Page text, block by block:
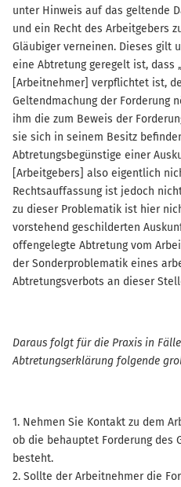
unter Hinweis auf das geltende
und ein Recht des Arbeitgebers
Gläubiger verneinen. Dieses gilt
eine Abtretung geregelt ist, dass
[Arbeitnehmer] verpflichtet ist,
Geltendmachung der Forderung
ihm die zum Beweis der
sie sich in seinem Besitz
Abtretungsbegünstige einer
[Arbeitgebers] also eigentlich
Rechtsauffassung ist jedoch
zu dieser Problematik ist hier
vorstehend geschilderten
offengelegte Abtretung vom
der Sonderproblematik eines
Abtretungsverbots an dieser
Daraus folgt für die Praxis in
Abtretungserklärung folgende
1. Nehmen Sie Kontakt zu dem
ob die behauptet Forderung des
besteht.
2. Sollte der Arbeitnehmer die